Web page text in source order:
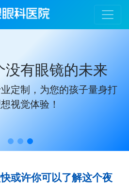
没有眼镜的未来
定制，为您的孩子量身打
视觉体验！
或许你可以了解这个夜